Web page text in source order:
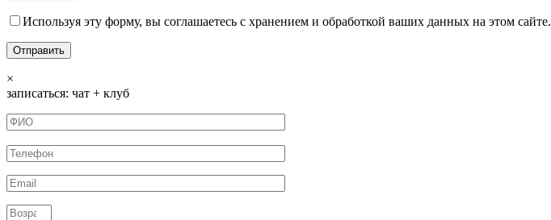
Используя эту форму, вы соглашаетесь с хранением и обработкой ваших данных на этом сайте.
×
записаться: чат + клуб